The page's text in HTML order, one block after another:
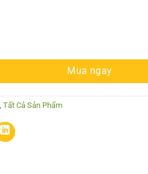
Mua ngay
Tất Cả Sản Phẩm